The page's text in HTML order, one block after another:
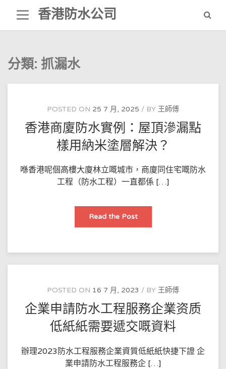
content
香港防水公司
分類: 抓漏水
POSTED ON 25 7 月, 2025 BY 王師傅
香港商廈防水實例：屋頂滲漏點
樣用納米塗層解決？
喺香港呢個高樓大廈林立嘅城市，商廈同住宅嘅防水
工程（防水工程）一直都係 […]
Read the Post香
商
水
例：
滲
漏
點
樣
用
納
米
解
決？
POSTED ON 16 7 月, 2023 BY 王師傅
企業申請防水工程服務企業资质
低紙紙需要遞交嘅資料
辦理2023防水工程服務企業資質低紙紙快捷下證 企
業申請防水工程服務企 […]